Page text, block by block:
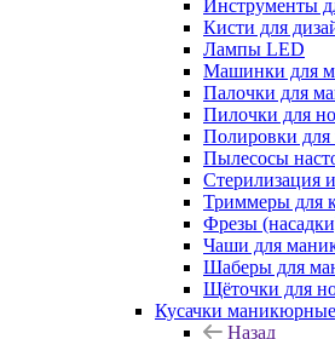
Инструменты
Кисти для
Лампы LED
Машинки для
Палочки для
Пилочки для
Полировки для
Пылесосы
Стерилизация
Триммеры для
Фрезы
Чаши для
Шаберы для
Щёточки для
Кусачки
Назад